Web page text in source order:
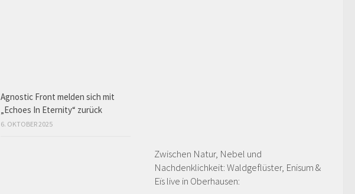
Zwischen Natur, Nebel und
Nachdenklichkeit: Waldgeflüster, Enisum &
Eïs live in Oberhausen:
Agnostic Front melden sich mit
„Echoes In Eternity“ zurück
6. OKTOBER 2025